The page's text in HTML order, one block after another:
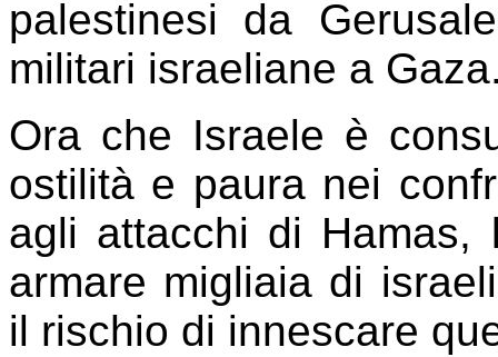
palestinesi da
militari israeliane a
Ora che Israele è
ostilità e paura nei
agli attacchi di
armare migliaia di
il rischio di innescare